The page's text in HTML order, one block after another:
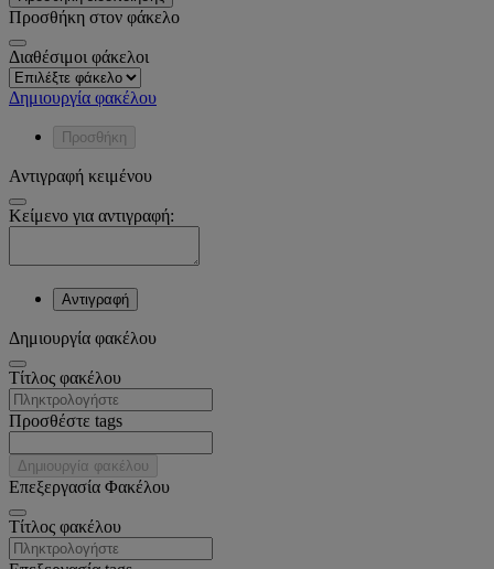
Προσθήκη στον φάκελο
Διαθέσιμοι φάκελοι
Δημιουργία φακέλου
Προσθήκη
Αντιγραφή κειμένου
Κείμενο για αντιγραφή:
Αντιγραφή
Δημιουργία φακέλου
Tίτλος φακέλου
Προσθέστε tags
Δημιουργία φακέλου
Επεξεργασία Φακέλου
Tίτλος φακέλου